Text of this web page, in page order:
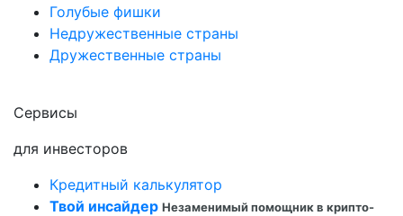
Голубые фишки
Недружественные страны
Дружественные страны
Сервисы
для инвесторов
Кредитный калькулятор
Твой инсайдер Незаменимый помощник в крипто-